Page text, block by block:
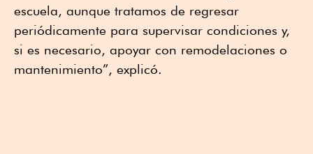
escuela, aunque tratamos de regresar
periódicamente para supervisar condiciones y,
si es necesario, apoyar con remodelaciones o
mantenimiento”, explicó.